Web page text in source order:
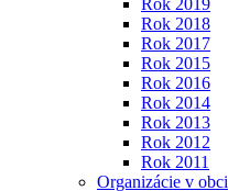
Rok 2019
Rok 2018
Rok 2017
Rok 2015
Rok 2016
Rok 2014
Rok 2013
Rok 2012
Rok 2011
Organizácie v obci